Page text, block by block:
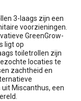
3-laags zijn een
voorzieningen.
GreenGrow-
ligt op
toiletrollen zijn
locaties te
zachtheid en
Miscanthus, een